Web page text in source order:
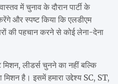
में चुनाव के दौरान पार्टी के
और स्पष्ट किया कि एलडीएम
की पहचान करने से कोई लेना-देना
लीडर्स चुनने का नहीं बल्कि
है। इसमें हमारा उद्देश्य SC, ST,